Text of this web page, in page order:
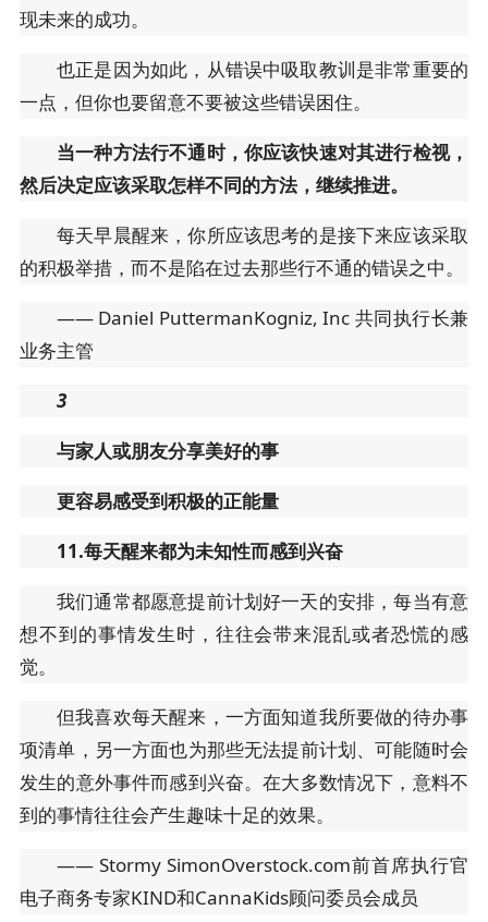
现未来的成功。
也正是因为如此，从错误中吸取教训是非常重要的
一点，但你也要留意不要被这些错误困住。
当一种方法行不通时，你应该快速对其进行检视，
然后决定应该采取怎样不同的方法，继续推进。
每天早晨醒来，你所应该思考的是接下来应该采取
的积极举措，而不是陷在过去那些行不通的错误之中。
—— Daniel PuttermanKogniz, Inc 共同执行长兼
业务主管
3
与家人或朋友分享美好的事
更容易感受到积极的正能量
11.每天醒来都为未知性而感到兴奋
我们通常都愿意提前计划好一天的安排，每当有意
想不到的事情发生时，往往会带来混乱或者恐慌的感
觉。
但我喜欢每天醒来，一方面知道我所要做的待办事
项清单，另一方面也为那些无法提前计划、可能随时会
发生的意外事件而感到兴奋。在大多数情况下，意料不
到的事情往往会产生趣味十足的效果。
—— Stormy SimonOverstock.com前首席执行官
电子商务专家KIND和CannaKids顾问委员会成员